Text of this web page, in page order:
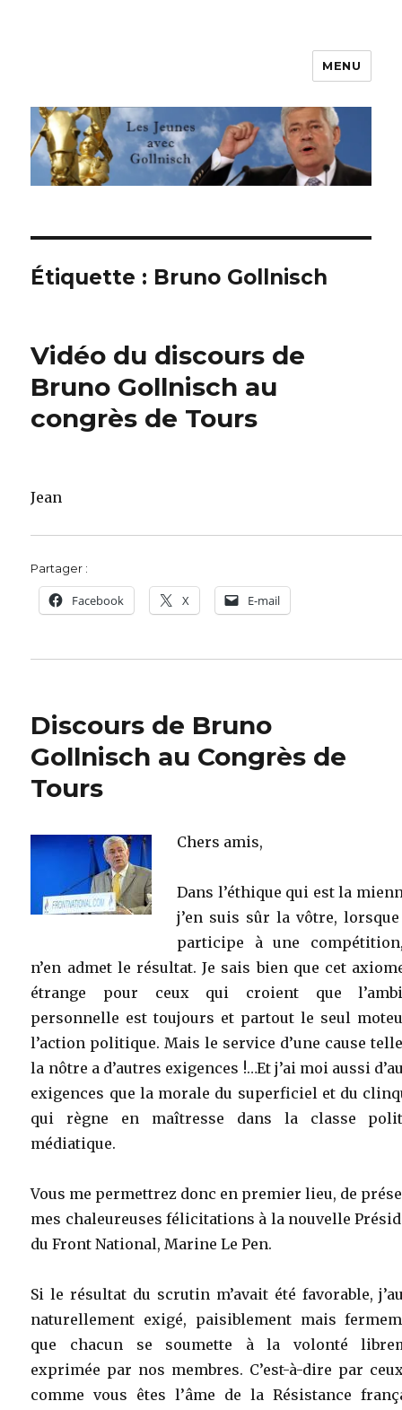
Les jeunes avec Gollnisch
MENU
Étiquette : Bruno Gollnisch
Vidéo du discours de
Bruno Gollnisch au
congrès de Tours
Jean
Partager :
Facebook X E-mail
Discours de Bruno
Gollnisch au Congrès de
Tours
Chers amis,
Dans l’éthique qui est la
j’en suis sûr la vôtre, lorsque
participe à une
n’en admet le résultat. Je sais bien que cet
étrange pour ceux qui croient que
personnelle est toujours et partout le seul
l’action politique. Mais le service d’une cause
la nôtre a d’autres exigences !…Et j’ai moi aussi
exigences que la morale du superficiel et du
qui règne en maîtresse dans la classe
médiatique.
Vous me permettrez donc en premier lieu, de
mes chaleureuses félicitations à la nouvelle
du Front National, Marine Le Pen.
Si le résultat du scrutin m’avait été favorable,
naturellement exigé, paisiblement mais
que chacun se soumette à la volonté
exprimée par nos membres. C’est-à-dire par
comme vous êtes l’âme de la Résistance